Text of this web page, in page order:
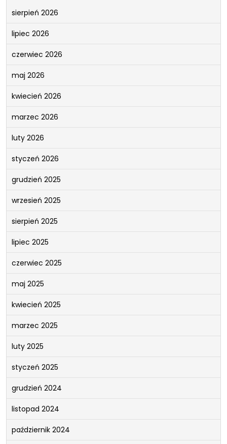
sierpień 2026
lipiec 2026
czerwiec 2026
maj 2026
kwiecień 2026
marzec 2026
luty 2026
styczeń 2026
grudzień 2025
wrzesień 2025
sierpień 2025
lipiec 2025
czerwiec 2025
maj 2025
kwiecień 2025
marzec 2025
luty 2025
styczeń 2025
grudzień 2024
listopad 2024
październik 2024